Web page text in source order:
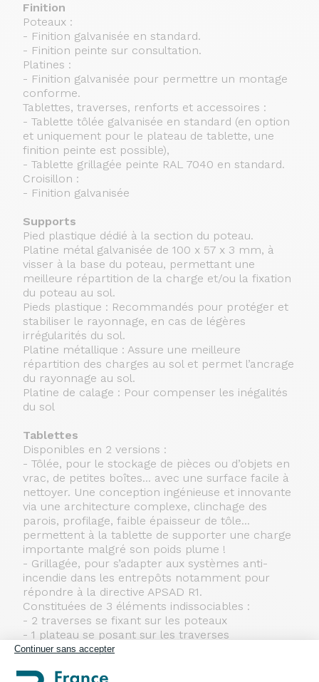
Continuer sans accepter
Finition
Poteaux :
- Finition galvanisée en standard.
- Finition peinte sur consultation.
Platines :
- Finition galvanisée pour permettre un montage
conforme.
Tablettes, traverses, renforts et accessoires :
- Tablette tôlée galvanisée en standard (en option
et uniquement pour le plateau de tablette, une
finition peinte est possible),
- Tablette grillagée peinte RAL 7040 en standard.
Croisillon :
- Finition galvanisée
Supports
Pied plastique dédié à la section du poteau.
Platine métal galvanisée de 100 x 57 x 3 mm, à
visser à la base du poteau, permettant une
meilleure répartition de la charge et/ou la fixation
du poteau au sol.
Pieds plastique : Recommandés pour protéger et
stabiliser le rayonnage, en cas de légères
irrégularités du sol.
Platine métallique : Assure une meilleure
répartition des charges au sol et permet l’ancrage
du rayonnage au sol.
Platine de calage : Pour compenser les inégalités
du sol
Tablettes
Disponibles en 2 versions :
- Tôlée, pour le stockage de pièces ou d’objets en
vrac, de petites boîtes... avec une surface facile à
nettoyer. Une conception ingénieuse et innovante
via une architecture complexe, clinchage des
parois, profilage, faible épaisseur de tôle...
permettent à la tablette de supporter une charge
importante malgré son poids plume !
- Grillagée, pour s’adapter aux systèmes anti-
incendie dans les entrepôts notamment pour
répondre à la directive APSAD R1.
Constituées de 3 éléments indissociables :
- 2 traverses se fixant sur les poteaux
- 1 plateau se posant sur les traverses
- Renforts de tablette optionnels (inclus dans
Les traverses s’enclenchent dans les perforations